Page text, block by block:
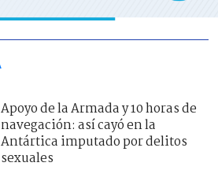
Apoyo de la Armada y 10 horas de
navegación: así cayó en la
Antártica imputado por delitos
sexuales